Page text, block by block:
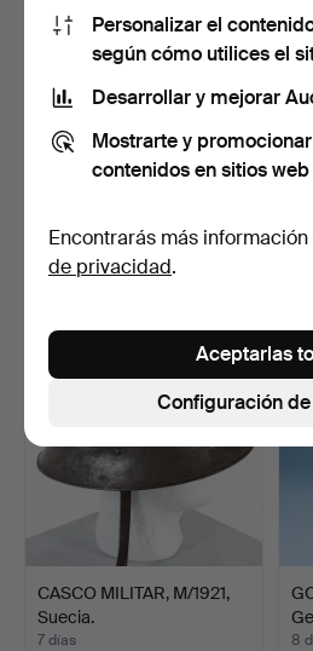
5 días
5 pujas
5
CASCO MILITAR, M/1921,
Suecia.
7 días
8
Personalizar el
según cómo utilices el
Desarrollar y mejorar
Mostrarte y
contenidos en sitios
Encontrarás más información
de privacidad.
Configuración
Aceptarlas